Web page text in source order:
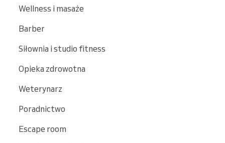
Wellness i masaże
Barber
Siłownia i studio fitness
Opieka zdrowotna
Weterynarz
Poradnictwo
Escape room